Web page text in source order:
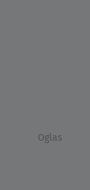
Oglas